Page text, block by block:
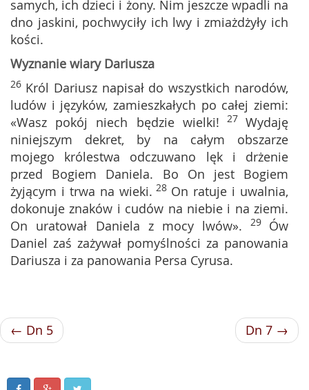
samych, ich dzieci i żony. Nim jeszcze wpadli na
dno jaskini, pochwyciły ich lwy i zmiażdżyły ich
kości.
Wyznanie wiary Dariusza
26 Król Dariusz napisał do wszystkich narodów,
ludów i języków, zamieszkałych po całej ziemi:
«Wasz pokój niech będzie wielki! 27Wydaję
niniejszym dekret, by na całym obszarze
mojego królestwa odczuwano lęk i drżenie
przed Bogiem Daniela. Bo On jest Bogiem
żyjącym i trwa na wieki. 28 On ratuje i uwalnia,
dokonuje znaków i cudów na niebie i na ziemi.
On uratował Daniela z mocy lwów». 29 Ów
Daniel zaś zażywał pomyślności za panowania
Dariusza i za panowania Persa Cyrusa.
← Dn 5 Dn 7 →